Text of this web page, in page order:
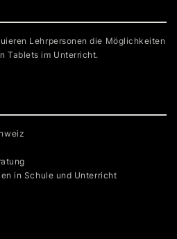
in Schule und Unterricht
Lehrpersonen die Möglichkeiten
Tablets im Unterricht.